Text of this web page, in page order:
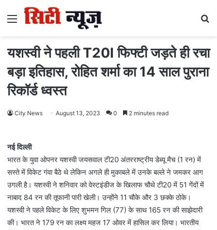
Menu
यशस्वी ने पहली T20I फिफ्टी जड़ते ही रचा
बड़ा इतिहास, रोहित शर्मा का 14 साल पुराना
रिकॉर्ड ध्वस्त
City News August 13, 2023 0 2 minutes read
नई दिल्ली
भारत के युवा ओपनर यशस्वी जयसवाल टी20 अंतरराष्ट्रीय डेब्यू मैच (1 रन) में
सस्ते में विकेट गंवा बैठे थे लेकिन अगले ही मुकाबले में उनके बल्ले ने जमकर आग
उगली है। यशस्वी ने शनिवार को वेस्टइंडीज के खिलाफ चौथे टी20 में 51 गेंदों में
नाबाद 84 रन की तूफानी पारी खेली। उन्होंने 11 चौके और 3 छक्के ठोके।
यशस्वी ने पहले विकेट के लिए शुभमन गिल (77) के साथ 165 रन की साझेदारी
की। भारत ने 179 रन का लक्ष्य महज 17 ओवर में हासिल कर लिया। भारतीय